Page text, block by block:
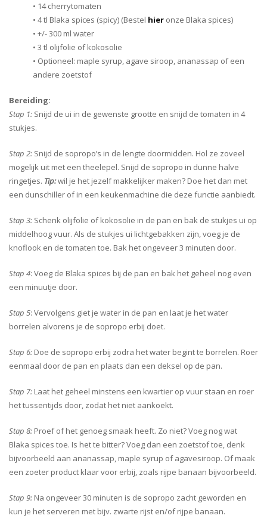
• 14 cherrytomaten
• 4 tl Blaka spices (spicy) (Bestel hier onze Blaka spices)
• +/- 300 ml water
• 3 tl olijfolie of kokosolie
• Optioneel: maple syrup, agave siroop, ananassap of een
andere zoetstof
Bereiding:
Stap 1: Snijd de ui in de gewenste grootte en snijd de tomaten in 4
stukjes.
Stap 2: Snijd de sopropo’s in de lengte doormidden. Hol ze zoveel
mogelijk uit met een theelepel. Snijd de sopropo in dunne halve
ringetjes. Tip:wil je het jezelf makkelijker maken? Doe het dan met
een dunschiller of in een keukenmachine die deze functie aanbiedt.
Stap 3: Schenk olijfolie of kokosolie in de pan en bak de stukjes ui op
middelhoog vuur. Als de stukjes ui lichtgebakken zijn, voeg je de
knoflook en de tomaten toe. Bak het ongeveer 3 minuten door.
Stap 4: Voeg de Blaka spices bij de pan en bak het geheel nog even
een minuutje door.
Stap 5: Vervolgens giet je water in de pan en laat je het water
borrelen alvorens je de sopropo erbij doet.
Stap 6: Doe de sopropo erbij zodra het water begint te borrelen. Roer
eenmaal door de pan en plaats dan een deksel op de pan.
Stap 7: Laat het geheel minstens een kwartier op vuur staan en roer
het tussentijds door, zodat het niet aankoekt.
Stap 8: Proef of het genoeg smaak heeft. Zo niet? Voeg nog wat
Blaka spices toe. Is het te bitter? Voeg dan een zoetstof toe, denk
bijvoorbeeld aan ananassap, maple syrup of agavesiroop. Of maak
een zoeter product klaar voor erbij, zoals rijpe banaan bijvoorbeeld.
Stap 9: Na ongeveer 30 minuten is de sopropo zacht geworden en
kun je het serveren met bijv. zwarte rijst en/of rijpe banaan.